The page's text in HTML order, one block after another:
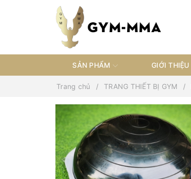
SẢN PHẨM GIỚI THIỆU
Trang chủ TRANG THIẾT BỊ GYM